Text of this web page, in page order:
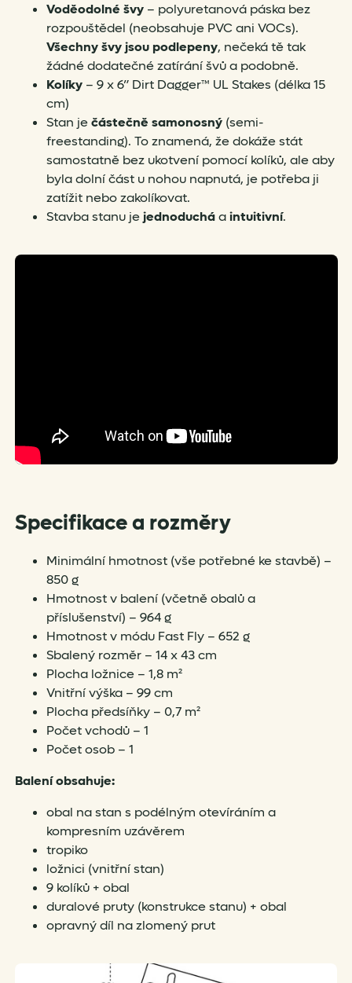
Voděodolné švy– polyuretanová páska bez
rozpouštědel (neobsahuje PVC ani VOCs).
Všechny švy jsou podlepeny, nečeká tě tak
žádné dodatečné zatírání švů a podobně.
Kolíky– 9 x 6” Dirt Dagger™ UL Stakes (délka 15
cm)
Stan ječástečně samonosný(semi-
freestanding). To znamená, že dokáže stát
samostatně bez ukotvení pomocí kolíků, ale aby
byla dolní část u nohou napnutá, je potřeba ji
zatížit nebo zakolíkovat.
Stavba stanu jejednoducháaintuitivní.
Specifikace a rozměry
Minimální hmotnost (vše potřebné ke stavbě) –
850 g
Hmotnost v balení (včetně obalů a
příslušenství) – 964 g
Hmotnost v módu Fast Fly – 652 g
Sbalený rozměr – 14 x 43 cm
Plocha ložnice – 1,8 m²
Vnitřní výška – 99 cm
Plocha předsíňky – 0,7 m²
Počet vchodů – 1
Počet osob – 1
Balení obsahuje:
obal na stan s podélným otevíráním a
kompresním uzávěrem
tropiko
ložnici (vnitřní stan)
9 kolíků + obal
duralové pruty (konstrukce stanu) + obal
opravný díl na zlomený prut